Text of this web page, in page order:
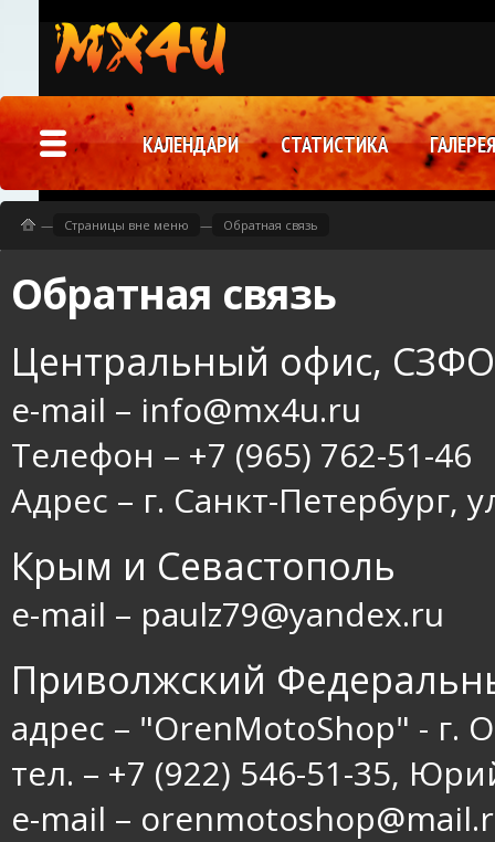
Обратная связь
Центральный офис,
e-mail – info@mx4u.ru
Телефон – +7 (965) 762-51-46
Адрес – г. Санкт-Петербург,
Крым и Севастополь
e-mail – paulz79@yandex.ru
Приволжский
адрес – "OrenMotoShop" - г.
тел. – +7 (922) 546-51-35,
e-mail –
— Страницы вне меню — Обратная связь
КАЛЕНДАРИ СТАТИСТИКА ГАЛЕРЕЯ